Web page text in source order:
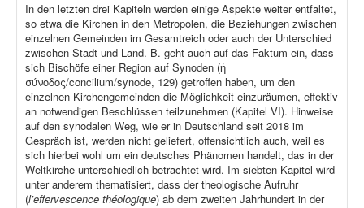
In den letzten drei Kapiteln werden einige Aspekte weiter entfaltet,
so etwa die Kirchen in den Metropolen, die Beziehungen zwischen
einzelnen Gemeinden im Gesamtreich oder auch der Unterschied
zwischen Stadt und Land. B. geht auch auf das Faktum ein, dass
sich Bischöfe einer Region auf Synoden (ἡ
σύνοδος/concilium/synode, 129) getroffen haben, um den
einzelnen Kirchengemeinden die Möglichkeit einzuräumen, effektiv
an notwendigen Beschlüssen teilzunehmen (Kapitel VI). Hinweise
auf den synodalen Weg, wie er in Deutschland seit 2018 im
Gespräch ist, werden nicht geliefert, offensichtlich auch, weil es
sich hierbei wohl um ein deutsches Phänomen handelt, das in der
Weltkirche unterschiedlich betrachtet wird. Im siebten Kapitel wird
unter anderem thematisiert, dass der theologische Aufruhr
(l’effervescence théologique) ab dem zweiten Jahrhundert in der